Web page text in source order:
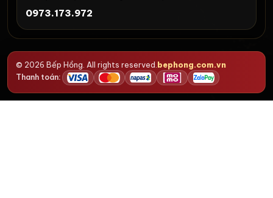
0973.173.972
© 2026 Bếp Hồng. All rights reserved. bephong.com.vn
Thanh toán: